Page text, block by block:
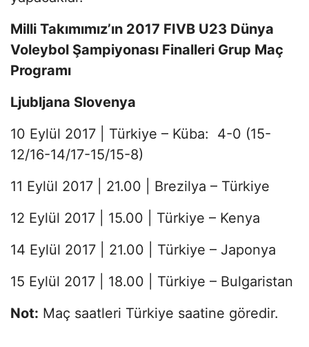
Milli Takımımız’ın 2017 FIVB U23 Dünya
Voleybol Şampiyonası Finalleri Grup Maç
Programı
Ljubljana Slovenya
10 Eylül 2017 | Türkiye – Küba: 4-0 (15-
12/16-14/17-15/15-8)
11 Eylül 2017 | 21.00 | Brezilya – Türkiye
12 Eylül 2017 | 15.00 | Türkiye – Kenya
14 Eylül 2017 | 21.00 | Türkiye – Japonya
15 Eylül 2017 | 18.00 | Türkiye – Bulgaristan
Not: Maç saatleri Türkiye saatine göredir.